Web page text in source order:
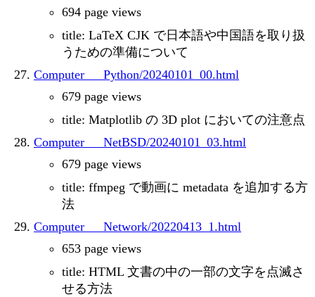
694 page views
title: LaTeX CJK で日本語や中国語を取り扱
うための準備について
Computer___Python/20240101_00.html
679 page views
title: Matplotlib の 3D plot においての注意点
Computer___NetBSD/20240101_03.html
679 page views
title: ffmpeg で動画に metadata を追加する方
法
Computer___Network/20220413_1.html
653 page views
title: HTML 文書の中の一部の文字を点滅さ
せる方法